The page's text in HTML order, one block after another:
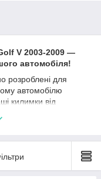
V 2003-2009 —
автомобіля!
розроблені для
автомобілю
килимки від
Гольф 5 та
гума, забезпечують
типів
вибрати найбільш